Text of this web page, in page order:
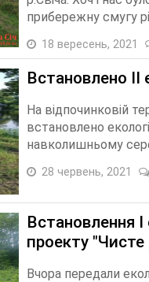
прибережну смугу
18 вересень, 2021
Встановлено ІІ
На відпочинковій
встановлено
навколишньому
28 червень, 2021
Встановлення
проекту "Чисте
Вчора передали